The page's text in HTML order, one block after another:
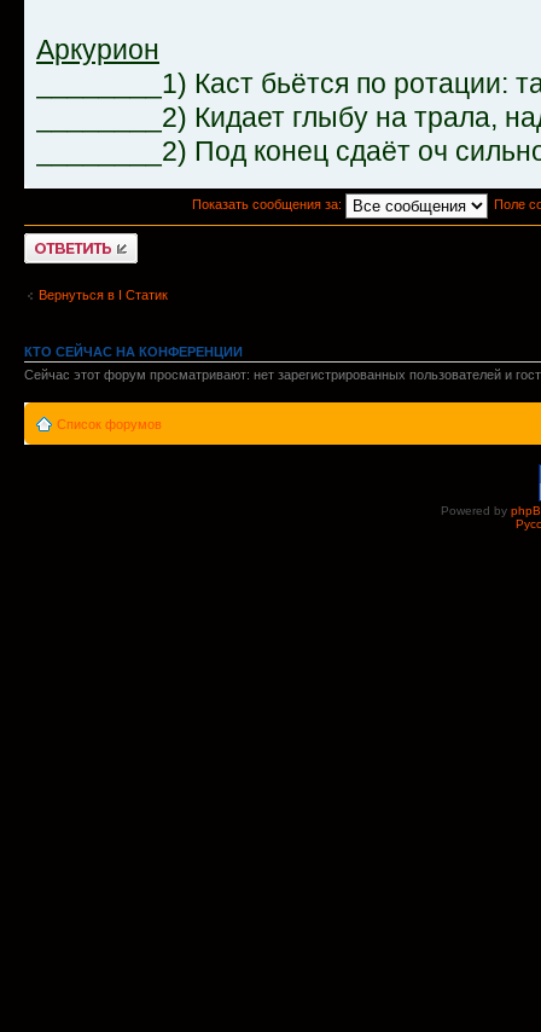
Аркурион
________1) Каст бьётся по ротации:
________2) Кидает глыбу на трала,
________2) Под конец сдаёт оч
Показать сообщения за: Поле
Ответить
Вернуться в I Статик
КТО СЕЙЧАС НА КОНФЕРЕНЦИИ
Сейчас этот форум просматривают: нет зарегистрированных пользователей и
Список форумов
Powered by